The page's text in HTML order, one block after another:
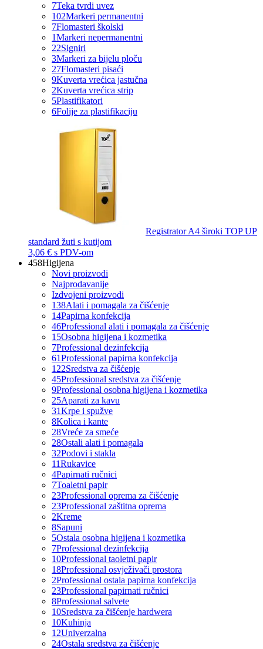
7Teka tvrdi uvez
102Markeri permanentni
7Flomasteri školski
1Markeri nepermanentni
22Signiri
3Markeri za bijelu ploču
27Flomasteri pisaći
9Kuverta vrećica jastučna
2Kuverta vrećica strip
5Plastifikatori
6Folije za plastifikaciju
Registrator A4 široki TOP UP
standard žuti s kutijom
3,06 € s PDV-om
458Higijena
Novi proizvodi
Najprodavanije
Izdvojeni proizvodi
138Alati i pomagala za čišćenje
14Papirna konfekcija
46Professional alati i pomagala za čišćenje
15Osobna higijena i kozmetika
7Professional dezinfekcija
61Professional papirna konfekcija
122Sredstva za čišćenje
45Professional sredstva za čišćenje
9Professional osobna higijena i kozmetika
25Aparati za kavu
31Krpe i spužve
8Kolica i kante
28Vreće za smeće
28Ostali alati i pomagala
32Podovi i stakla
11Rukavice
4Papirnati ručnici
7Toaletni papir
23Professional oprema za čišćenje
23Professional zaštitna oprema
2Kreme
8Sapuni
5Ostala osobna higijena i kozmetika
7Professional dezinfekcija
10Professional taoletni papir
18Professional osvježivači prostora
2Professional ostala papirna konfekcija
23Professional papirnati ručnici
8Professional salvete
10Sredstva za čišćenje hardwera
10Kuhinja
12Univerzalna
24Ostala sredstva za čišćenje